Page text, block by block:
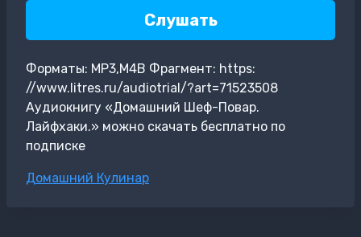
Слушать
Форматы: MP3,M4B Фрагмент: https:
//www.litres.ru/audiotrial/?art=71523508
Аудиокнигу «Домашний Шеф-Повар.
Лайфхаки.» можно скачать бесплатно по
подписке
Метки
Домашний Кулинар